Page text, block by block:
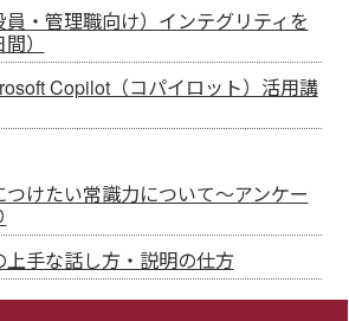
員・管理職向け）インテグリティを
）
Copilot（コパイロット）活用講
けたい常識力について～アンケー
上手な話し方・説明の仕方